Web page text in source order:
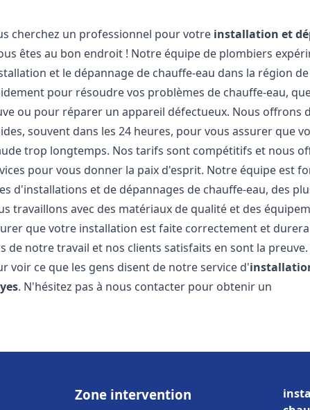
cherchez un professionnel pour votre installation et
êtes au bon endroit ! Notre équipe de plombiers
et le dépannage de chauffe-eau dans la région
pour résoudre vos problèmes de chauffe-eau,
ou pour réparer un appareil défectueux. Nous offrons
souvent dans les 24 heures, pour vous assurer que
trop longtemps. Nos tarifs sont compétitifs et nous
pour vous donner la paix d'esprit. Notre équipe est
d'installations et de dépannages de chauffe-eau, des
travaillons avec des matériaux de qualité et des
que votre installation est faite correctement et
de notre travail et nos clients satisfaits en sont la
voir ce que les gens disent de notre service d'
. N'hésitez pas à nous contacter pour obtenir un
Zone intervention